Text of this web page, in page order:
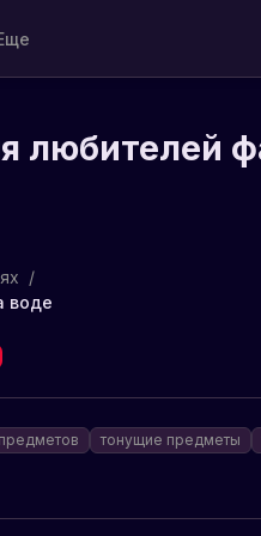
любителей
/
воде
тонущие предметы